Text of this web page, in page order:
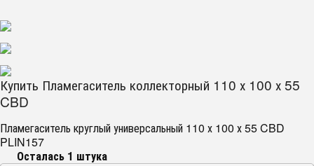
Купить Пламегаситель коллекторный 110 х 100 х 55
CBD
Пламегаситель круглый универсальный 110 х 100 х 55 CBD
PLIN157
Осталась 1 штука